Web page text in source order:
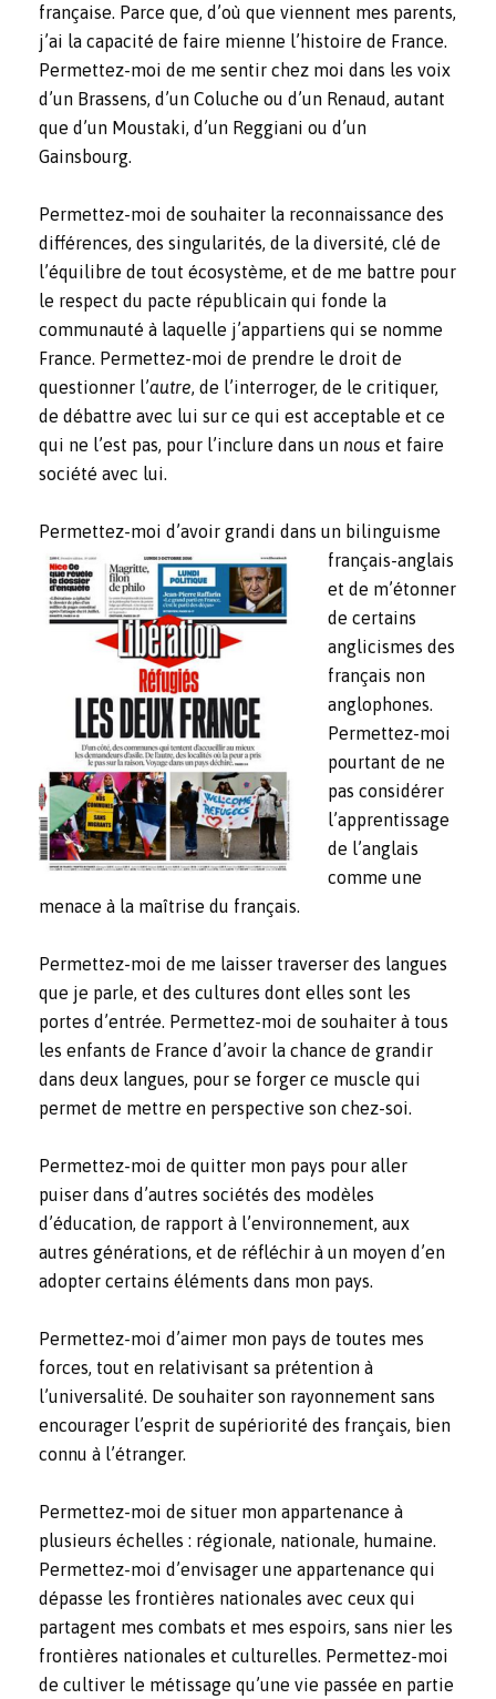
française. Parce que, d’où que viennent mes parents,
j’ai la capacité de faire mienne l’histoire de France.
Permettez-moi de me sentir chez moi dans les voix
d’un Brassens, d’un Coluche ou d’un Renaud, autant
que d’un Moustaki, d’un Reggiani ou d’un
Gainsbourg.
Permettez-moi de souhaiter la reconnaissance des
différences, des singularités, de la diversité, clé de
l’équilibre de tout écosystème, et de me battre pour
le respect du pacte républicain qui fonde la
communauté à laquelle j’appartiens qui se nomme
France. Permettez-moi de prendre le droit de
questionner l’autre, de l’interroger, de le critiquer,
de débattre avec lui sur ce qui est acceptable et ce
qui ne l’est pas, pour l’inclure dans un nous et faire
société avec lui.
Permettez-moi d’avoir grandi dans un bilinguisme
français-anglais
et de m’étonner
de certains
anglicismes des
français non
anglophones.
Permettez-moi
pourtant de ne
pas considérer
l’apprentissage
de l’anglais
comme une
menace à la maîtrise du français.
Permettez-moi de me laisser traverser des langues
que je parle, et des cultures dont elles sont les
portes d’entrée. Permettez-moi de souhaiter à tous
les enfants de France d’avoir la chance de grandir
dans deux langues, pour se forger ce muscle qui
permet de mettre en perspective son chez-soi.
Permettez-moi de quitter mon pays pour aller
puiser dans d’autres sociétés des modèles
d’éducation, de rapport à l’environnement, aux
autres générations, et de réfléchir à un moyen d’en
adopter certains éléments dans mon pays.
Permettez-moi d’aimer mon pays de toutes mes
forces, tout en relativisant sa prétention à
l’universalité. De souhaiter son rayonnement sans
encourager l’esprit de supériorité des français, bien
connu à l’étranger.
Permettez-moi de situer mon appartenance à
plusieurs échelles : régionale, nationale, humaine.
Permettez-moi d’envisager une appartenance qui
dépasse les frontières nationales avec ceux qui
partagent mes combats et mes espoirs, sans nier les
frontières nationales et culturelles. Permettez-moi
de cultiver le métissage qu’une vie passée en partie